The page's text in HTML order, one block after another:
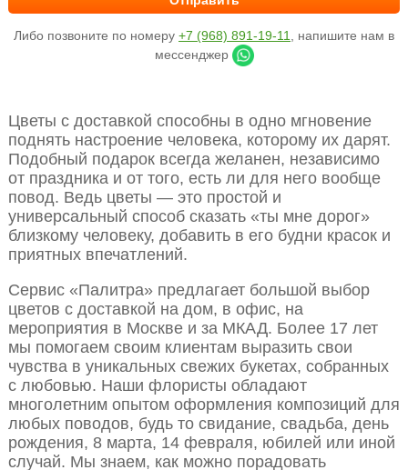
Либо позвоните по номеру +7 (968) 891-19-11
, напишите нам в
мессенджер
Цветы с доставкой способны в одно мгновение
поднять настроение человека, которому их дарят.
Подобный подарок всегда желанен, независимо
от праздника и от того, есть ли для него вообще
повод. Ведь цветы — это простой и
универсальный способ сказать «ты мне дорог»
близкому человеку, добавить в его будни красок и
приятных впечатлений.
Сервис «Палитра» предлагает большой выбор
цветов с доставкой на дом, в офис, на
мероприятия в Москве и за МКАД. Более 17 лет
мы помогаем своим клиентам выразить свои
чувства в уникальных свежих букетах, собранных
с любовью. Наши флористы обладают
многолетним опытом оформления композиций для
любых поводов, будь то свидание, свадьба, день
рождения, 8 марта, 14 февраля, юбилей или иной
случай. Мы знаем, как можно порадовать